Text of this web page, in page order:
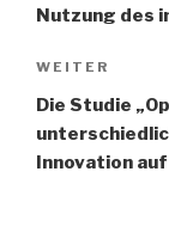
Nutzung des
Nächster
Beitrag
WEITER
Die Studie
Innovation auf